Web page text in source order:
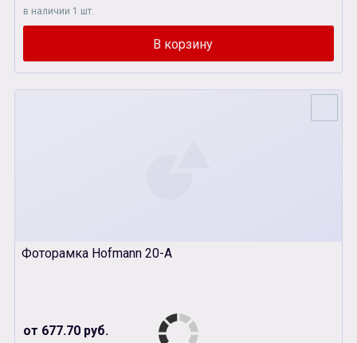
в наличии 1 шт.
Фоторамка Hofmann 20-А
от 677.70 руб.